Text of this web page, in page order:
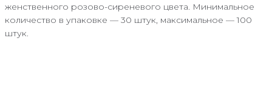
женственного розово-сиреневого цвета. Минимальное
количество в упаковке — 30 штук, максимальное — 100
штук.